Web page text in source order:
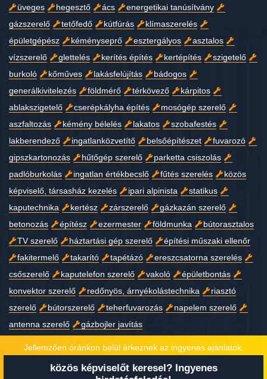
Jellemzően óránkon belül érkeznek az ingyenes ajánlatok.
közös képviselőt keresel? Ingyenes
üveges
hegesztő ács
energetikai tanúsítvány
gázszerelő
tetőfedő kútfúrás
klímaszerelés
épületgépész
kéményseprő esztergályos
asztalos
vízszerelő
glettelés kerítés építés kertépítés
szigetelő
burkoló
kőműves lakásfelújítás
bádogos
generálkivitelezés
földmérő térkövező
kárpitos
ablakszigetelő
cserépkályha építés
mosógép szerelő
aszfaltozás
kémény bélelés lakatos
szobafestés
lakberendező
ingatlanközvetítő belsőépítészet
fuvarozó
gipszkartonozás
hűtőgép szerelő
parketta csiszolás
padlóburkolás
ingatlan értékbecslő fűtés szerelés
közös
képviselő, társasház kezelés
ipari alpinista
statikus
kaputechnika
kertész zárszerelő
gázkazán szerelő
betonozás
építész ezermester földmunka
bútorasztalos
TV szerelő
háztartási gép szerelő
építési műszaki ellenőr
fakitermelő
takarító tapétázó
ereszcsatorna szerelés
csőszerelő
kaputelefon szerelő vakoló
épületbontás
konvektor szerelő
redőnyös, árnyékolástechnika
riasztó
szerelő
bútorszerelő teherfuvarozás
napelem szerelő
antenna szerelő
gázbojler javítás
Copyright © 2023Minden jog fenntartva!